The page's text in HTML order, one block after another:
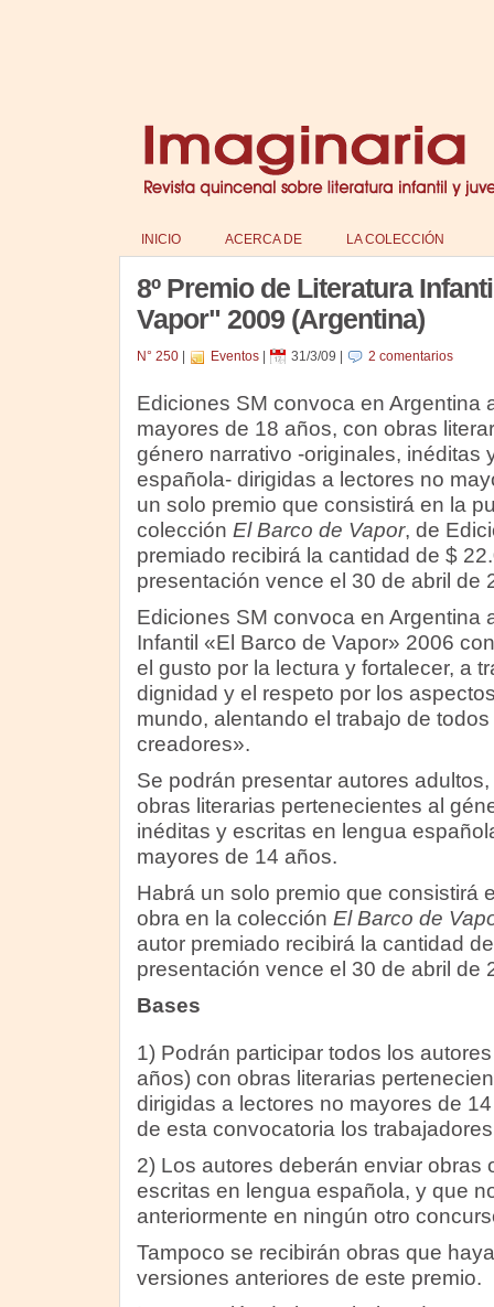
INICIO ACERCA DE LA COLECCIÓN
8º Premio de Literatura
Vapor" 2009 (Argentina)
N° 250| Eventos| 31/3/09 2 comentarios
Ediciones SM convoca en Argentina
mayores de 18 años, con obras
género narrativo -originales, inéditas
española- dirigidas a lectores no
un solo premio que consistirá en la
colección El Barco de Vapor, de
premiado recibirá la cantidad de $
presentación vence el 30 de abril de
Ediciones SM convoca en Argentina
Infantil «El Barco de Vapor» 2006
el gusto por la lectura y fortalecer, a
dignidad y el respeto por los
mundo, alentando el trabajo de
creadores».
Se podrán presentar autores
obras literarias pertenecientes al
inéditas y escritas en lengua
mayores de 14 años.
Habrá un solo premio que consistirá
obra en la colección El Barco de
autor premiado recibirá la cantidad
presentación vence el 30 de abril de
Bases
1) Podrán participar todos los
años) con obras literarias
dirigidas a lectores no mayores de
de esta convocatoria los
2) Los autores deberán enviar obras
escritas en lengua española, y que
anteriormente en ningún otro
Tampoco se recibirán obras que
versiones anteriores de este premio.